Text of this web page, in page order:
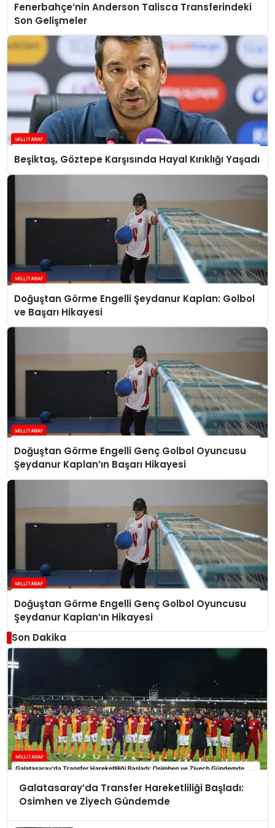
Fenerbahçe’nin Anderson Talisca Transferindeki
Son Gelişmeler
Beşiktaş, Göztepe Karşısında Hayal Kırıklığı Yaşadı
Doğuştan Görme Engelli Şeydanur Kaplan: Golbol
ve Başarı Hikayesi
Doğuştan Görme Engelli Genç Golbol Oyuncusu
Şeydanur Kaplan’ın Başarı Hikayesi
Doğuştan Görme Engelli Genç Golbol Oyuncusu
Şeydanur Kaplan’ın Hikayesi
Son Dakika
Galatasaray’da Transfer Hareketliliği Başladı:
Osimhen ve Ziyech Gündemde